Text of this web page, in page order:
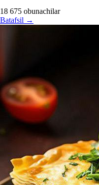
18 675 obunachilar
Batafsil →